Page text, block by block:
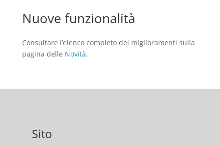
Nuove funzionalità
Consultare l’elenco completo dei miglioramenti sulla
pagina delle Novità.
Sito